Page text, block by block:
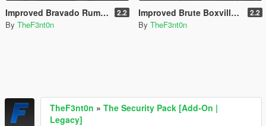
Improved Bravado Rumpo [Replace | Liveries | Legacy | Enhanced] 2.2
By TheF3nt0n
Improved Brute Boxville [Replace | Liveries | Legacy | Enhanced] 2.2
By TheF3nt0n
TheF3nt0n » The Security Pack [Add-On |
Legacy]